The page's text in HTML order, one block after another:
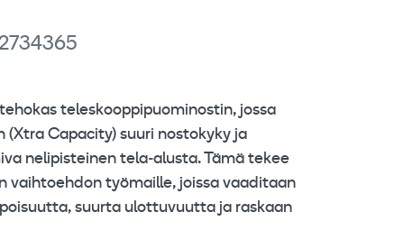
tehokas teleskooppipuominostin, jossa
(Xtra Capacity) suuri nostokyky ja
nelipisteinen tela‑alusta. Tämä tekee
vaihtoehdon työmaille, joissa vaaditaan
suurta ulottuvuutta ja raskaan